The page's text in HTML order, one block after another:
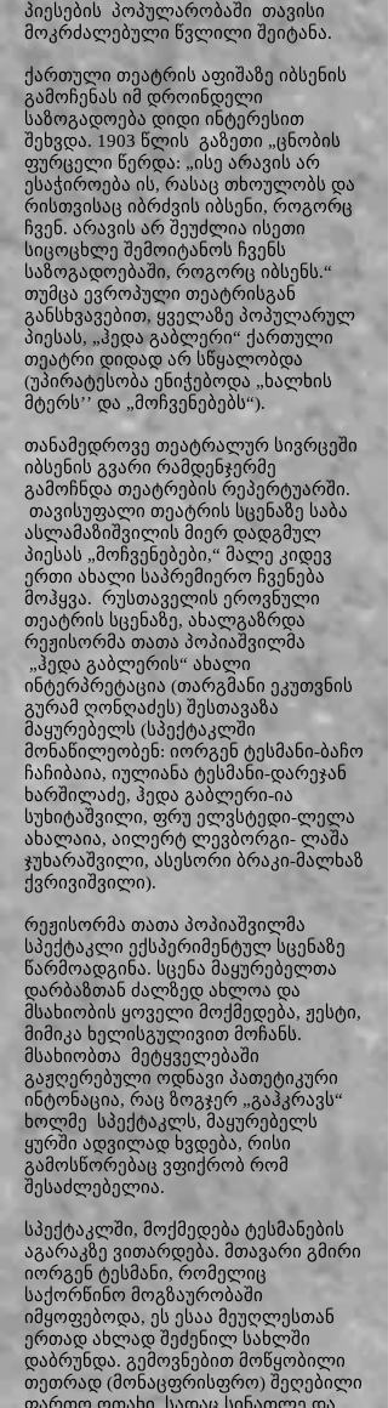
პიესების პოპულარობაში თავისი
მოკრძალებული წვლილი შეიტანა.
ქართული თეატრის აფიშაზე იბსენის
გამოჩენას იმ დროინდელი
საზოგადოება დიდი ინტერესით
შეხვდა. 1903 წლის გაზეთი „ცნობის
ფურცელი წერდა: „ისე არავის არ
ესაჭიროება ის, რასაც თხოულობს და
რისთვისაც იბრძვის იბსენი, როგორც
ჩვენ. არავის არ შეუძლია ისეთი
სიცოცხლე შემოიტანოს ჩვენს
საზოგადოებაში, როგორც იბსენს.“
თუმცა ევროპული თეატრისგან
განსხვავებით, ყველაზე პოპულარულ
პიესას, „ჰედა გაბლერი“ ქართული
თეატრი დიდად არ სწყალობდა
(უპირატესობა ენიჭებოდა „ხალხის
მტერს’’ და „მოჩვენებებს“).
თანამედროვე თეატრალურ სივრცეში
იბსენის გვარი რამდენჯერმე
გამოჩნდა თეატრების რეპერტუარში.
თავისუფალი თეატრის სცენაზე საბა
ასლამაზიშვილის მიერ დადგმულ
პიესას „მოჩვენებები,“ მალე კიდევ
ერთი ახალი საპრემიერო ჩვენება
მოჰყვა. რუსთაველის ეროვნული
თეატრის სცენაზე, ახალგაზრდა
რეჟისორმა თათა პოპიაშვილმა
„ჰედა გაბლერის“ ახალი
ინტერპრეტაცია (თარგმანი ეკუთვნის
გურამ ღონღაძეს) შესთავაზა
მაყურებელს (სპექტაკლში
მონაწილეობენ: იორგენ ტესმანი-ბაჩო
ჩაჩიბაია, იულიანა ტესმანი-დარეჯან
ხარშილაძე, ჰედა გაბლერი-ია
სუხიტაშვილი, ფრუ ელვსტედი-ლელა
ახალაია, აილერტ ლევბორგი- ლაშა
ჯუხარაშვილი, ასესორი ბრაკი-მალხაზ
ქვრივიშვილი).
რეჟისორმა თათა პოპიაშვილმა
სპექტაკლი ექსპერიმენტულ სცენაზე
წარმოადგინა. სცენა მაყურებელთა
დარბაზთან ძალზედ ახლოა და
მსახიობის ყოველი მოქმედება, ჟესტი,
მიმიკა ხელისგულივით მოჩანს.
მსახიობთა მეტყველებაში
გაჟღერებული ოდნავი პათეტიკური
ინტონაცია, რაც ზოგჯერ „გაჰკრავს“
ხოლმე სპექტაკლს, მაყურებელს
ყურში ადვილად ხვდება, რისი
გამოსწორებაც ვფიქრობ რომ
შესაძლებელია.
სპექტაკლში, მოქმედება ტესმანების
აგარაკზე ვითარდება. მთავარი გმირი
იორგენ ტესმანი, რომელიც
საქორწინო მოგზაურობაში
იმყოფებოდა, ეს ესაა მეუღლესთან
ერთად ახლად შეძენილ სახლში
დაბრუნდა. გემოვნებით მოწყობილი
თეთრად (მონაცფრისფრო) შეღებილი